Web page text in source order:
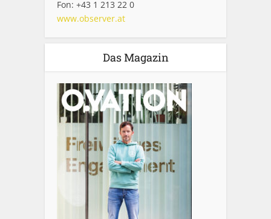
Fon: +43 1 213 22 0
www.observer.at
Das Magazin